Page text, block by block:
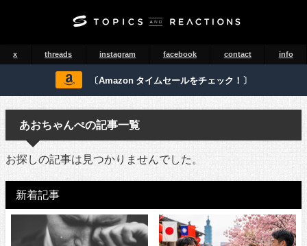
x threads instagram facebook contact info
〔Amazon タイムセールをチェック！〕
あおちゃんぺの記事一覧
お探しの記事は見つかりませんでした。
新着記事